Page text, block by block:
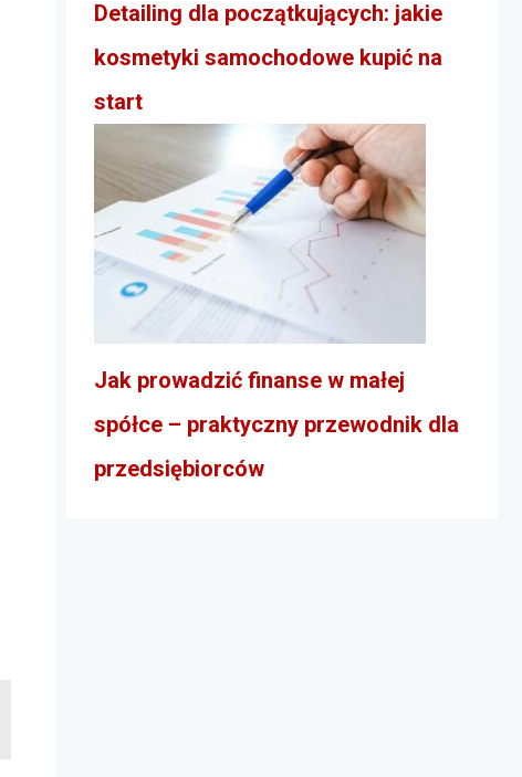
Detailing dla początkujących: jakie
kosmetyki samochodowe kupić na
start
Jak prowadzić finanse w małej
spółce – praktyczny przewodnik dla
przedsiębiorców